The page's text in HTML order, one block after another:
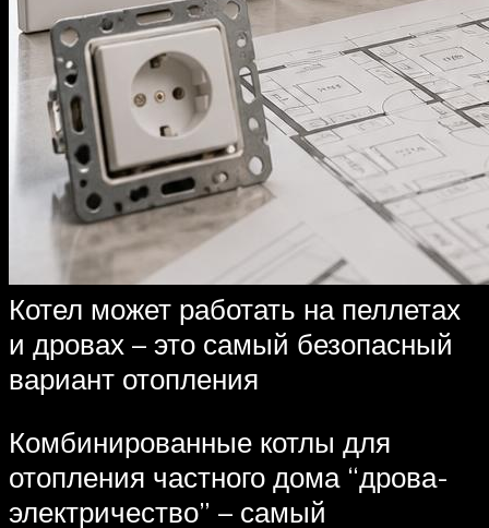
Котел может работать на пеллетах
и дровах – это самый безопасный
вариант отопления
Комбинированные котлы для
отопления частного дома “дрова-
электричество” – самый